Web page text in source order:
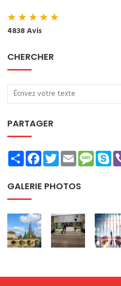
★★★★★
4838 Avis
CHERCHER
PARTAGER
ShareFacebookTwitterEmail
GALERIE PHOTOS